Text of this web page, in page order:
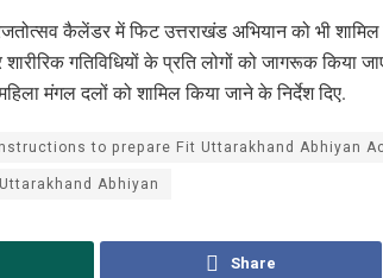
कैलेंडर में फिट उत्तराखंड अभियान को भी
शारीरिक गतिविधियों के प्रति लोगों को जागरूक किया
मंगल दलों को शामिल किया जाने के निर्देश दिए.
to prepare Fit Uttarakhand Abhiyan
Abhiyan
Share